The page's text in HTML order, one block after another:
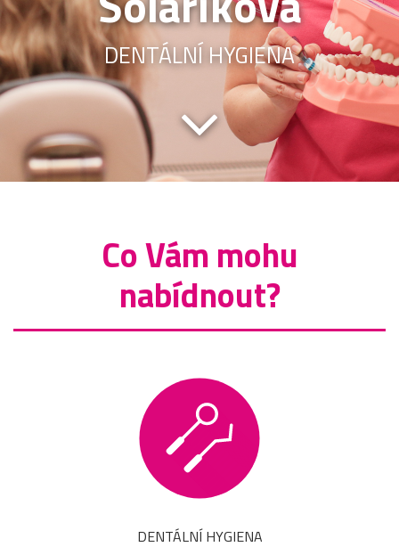
DENTÁLNÍ HYGIENA
Co Vám mohu
nabídnout?
DENTÁLNÍ HYGIENA